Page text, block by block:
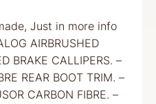
Just in more info
AIRBRUSHED
CALLIPERS. –
REAR BOOT TRIM. –
CARBON FIBRE. –